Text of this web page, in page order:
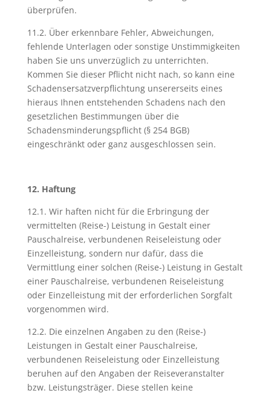
überprüfen.
11.2. Über erkennbare Fehler, Abweichungen,
fehlende Unterlagen oder sonstige Unstimmigkeiten
haben Sie uns unverzüglich zu unterrichten.
Kommen Sie dieser Pflicht nicht nach, so kann eine
Schadensersatzverpflichtung unsererseits eines
hieraus Ihnen entstehenden Schadens nach den
gesetzlichen Bestimmungen über die
Schadensminderungspflicht (§ 254 BGB)
eingeschränkt oder ganz ausgeschlossen sein.
12. Haftung
12.1. Wir haften nicht für die Erbringung der
vermittelten (Reise-) Leistung in Gestalt einer
Pauschalreise, verbundenen Reiseleistung oder
Einzelleistung, sondern nur dafür, dass die
Vermittlung einer solchen (Reise-) Leistung in Gestalt
einer Pauschalreise, verbundenen Reiseleistung
oder Einzelleistung mit der erforderlichen Sorgfalt
vorgenommen wird.
12.2. Die einzelnen Angaben zu den (Reise-)
Leistungen in Gestalt einer Pauschalreise,
verbundenen Reiseleistung oder Einzelleistung
beruhen auf den Angaben der Reiseveranstalter
bzw. Leistungsträger. Diese stellen keine